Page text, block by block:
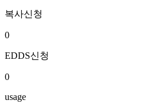
복사신청
0
EDDS신청
0
usage